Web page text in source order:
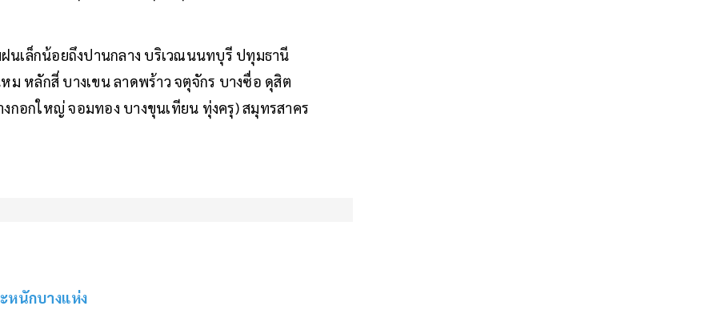
นเล็กน้อยถึงปานกลาง บริเวณนนทบุรี ปทุมธานี
ม หลักสี่ บางเขน ลาดพร้าว จตุจักร บางซื่อ ดุสิต
กอกใหญ่ จอมทอง บางขุนเทียน ทุ่งครุ) สมุทรสาคร
หนักบางแห่ง